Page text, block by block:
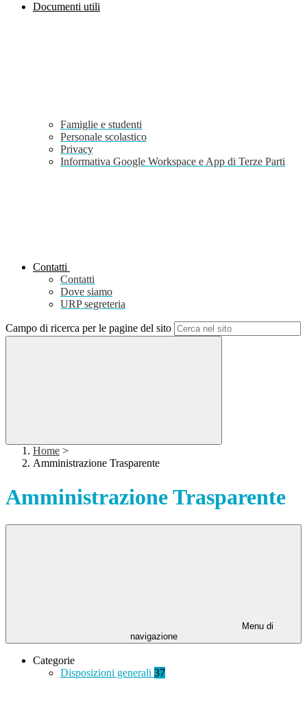
Documenti utili
Famiglie e studenti
Personale scolastico
Privacy
Informativa Google Workspace e App di Terze Parti
Contatti
Contatti
Dove siamo
URP segreteria
Campo di ricerca per le pagine del sito
Home >
Amministrazione Trasparente
Amministrazione Trasparente
Menu di
navigazione
Categorie
Disposizioni generali 37